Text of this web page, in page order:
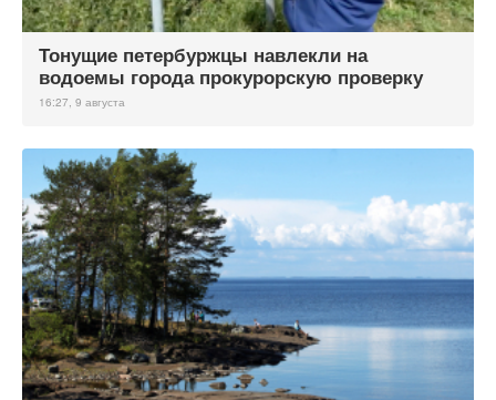
Тонущие петербуржцы навлекли на
водоемы города прокурорскую проверку
16:27, 9 августа